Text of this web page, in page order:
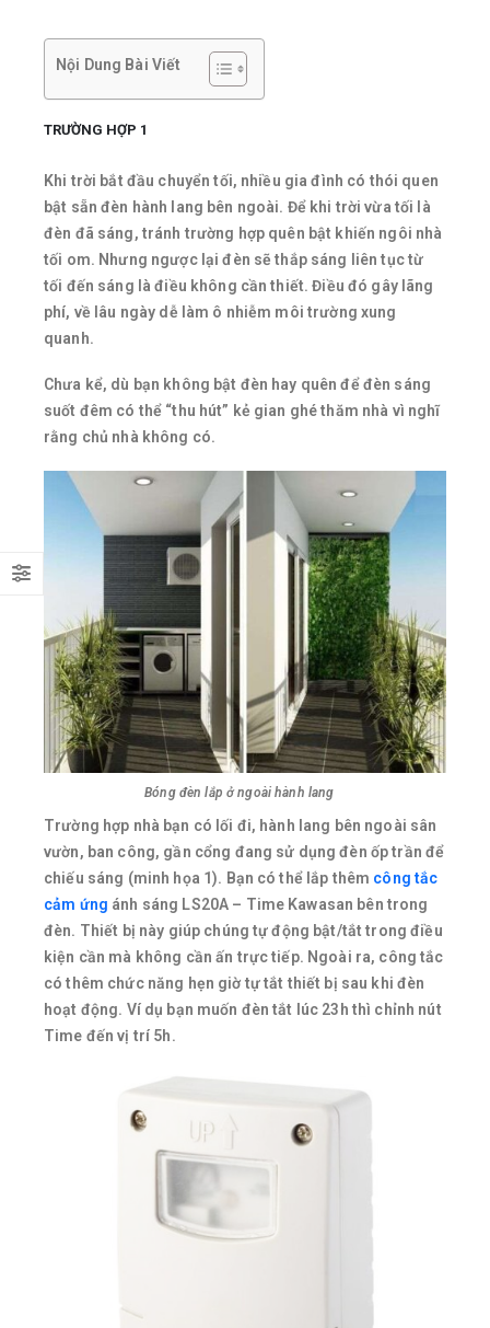
Nội Dung Bài Viết
TRƯỜNG HỢP 1
Khi trời bắt đầu chuyển tối, nhiều gia đình có thói quen
bật sẵn đèn hành lang bên ngoài. Để khi trời vừa tối là
đèn đã sáng, tránh trường hợp quên bật khiến ngôi nhà
tối om. Nhưng ngược lại đèn sẽ thắp sáng liên tục từ
tối đến sáng là điều không cần thiết. Điều đó gây lãng
phí, về lâu ngày dễ làm ô nhiễm môi trường xung
quanh.
Chưa kể, dù bạn không bật đèn hay quên để đèn sáng
suốt đêm có thể “thu hút” kẻ gian ghé thăm nhà vì nghĩ
rằng chủ nhà không có.
Bóng đèn lắp ở ngoài hành lang
Trường hợp nhà bạn có lối đi, hành lang bên ngoài sân
vườn, ban công, gần cổng đang sử dụng đèn ốp trần để
chiếu sáng (minh họa 1). Bạn có thể lắp thêm công tắc
cảm ứng ánh sáng LS20A – Time Kawasan bên trong
đèn. Thiết bị này giúp chúng tự động bật/tắt trong điều
kiện cần mà không cần ấn trực tiếp. Ngoài ra, công tắc
có thêm chức năng hẹn giờ tự tắt thiết bị sau khi đèn
hoạt động. Ví dụ bạn muốn đèn tắt lúc 23h thì chỉnh nút
Time đến vị trí 5h.